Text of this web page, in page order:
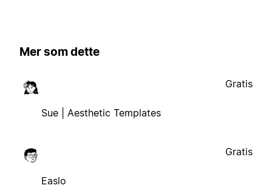
Mer som dette
Sue | Aesthetic Templates
Gratis
Easlo
Gratis